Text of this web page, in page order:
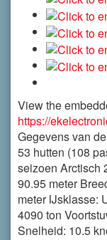
View the
https://
Gegevens van
53 hutten (108
seizoen Arctisch
90.95 meter
meter IJsklasse:
4090 ton
Snelheid: 10.5